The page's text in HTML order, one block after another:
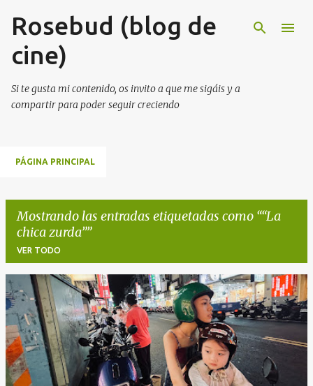
Ir al contenido principal
Rosebud (blog de
cine)
Si te gusta mi contenido, os invito a que me sigáis y a
compartir para poder seguir creciendo
PÁGINA PRINCIPAL
Mostrando las entradas etiquetadas como “La
chica zurda”
VER TODO
E
n
t
r
a